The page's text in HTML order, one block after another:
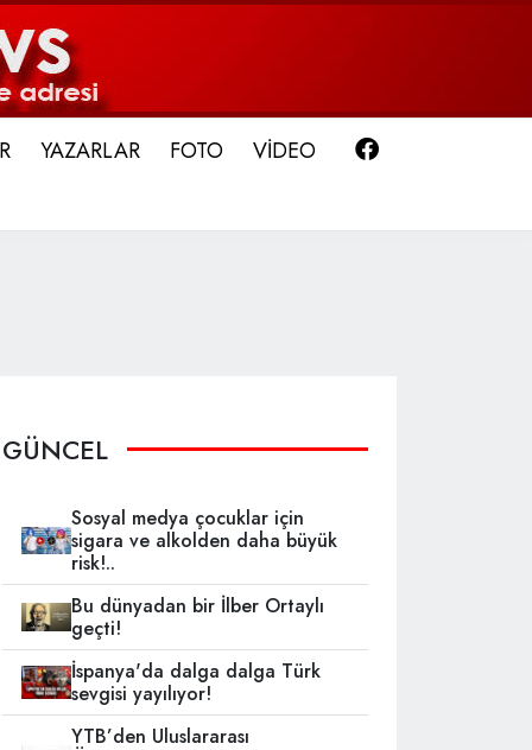
YAZARLAR FOTO VİDEO
GÜNCEL
Sosyal medya çocuklar için
sigara ve alkolden daha büyük
risk!..
Bu dünyadan bir İlber Ortaylı
geçti!
İspanya'da dalga dalga Türk
sevgisi yayılıyor!
YTB’den Uluslararası